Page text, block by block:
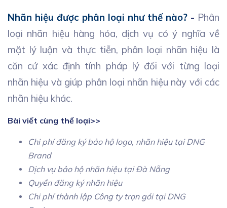
Nhãn hiệu được phân loại như thế nào? - Phân
loại nhãn hiệu hàng hóa, dịch vụ có ý nghĩa về
mặt lý luận và thực tiễn, phân loại nhãn hiệu là
căn cứ xác định tính pháp lý đối với từng loại
nhãn hiệu và giúp phân loại nhãn hiệu này với các
nhãn hiệu khác.
Bài viết cùng thể loại>>
Chi phí đăng ký bảo hộ logo, nhãn hiệu tại DNG
Brand
Dịch vụ bảo hộ nhãn hiệu tại Đà Nẵng
Quyền đăng ký nhãn hiệu
Chi phí thành lập Công ty trọn gói tại DNG